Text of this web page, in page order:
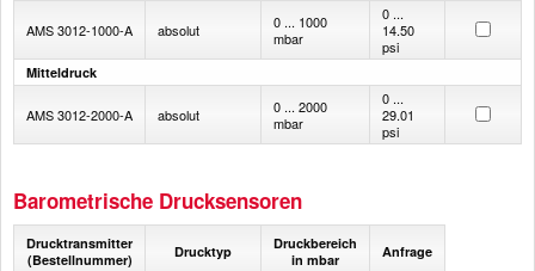
AMS 3012-1000-A absolut
0 ... 1000
mbar
0 ...
14.50
psi
Mitteldruck
AMS 3012-2000-A absolut
0 ... 2000
mbar
0 ...
29.01
psi
Barometrische Drucksensoren
Drucktransmitter
(Bestellnummer)
Drucktyp
Druckbereich
in mbar
Anfrage